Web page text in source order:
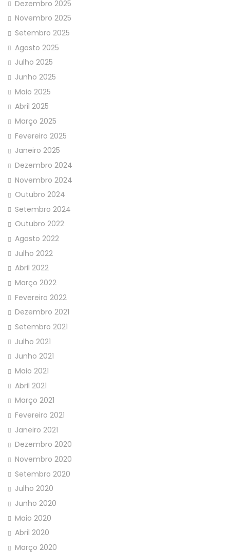
Dezembro 2025
Novembro 2025
Setembro 2025
Agosto 2025
Julho 2025
Junho 2025
Maio 2025
Abril 2025
Março 2025
Fevereiro 2025
Janeiro 2025
Dezembro 2024
Novembro 2024
Outubro 2024
Setembro 2024
Outubro 2022
Agosto 2022
Julho 2022
Abril 2022
Março 2022
Fevereiro 2022
Dezembro 2021
Setembro 2021
Julho 2021
Junho 2021
Maio 2021
Abril 2021
Março 2021
Fevereiro 2021
Janeiro 2021
Dezembro 2020
Novembro 2020
Setembro 2020
Julho 2020
Junho 2020
Maio 2020
Abril 2020
Março 2020